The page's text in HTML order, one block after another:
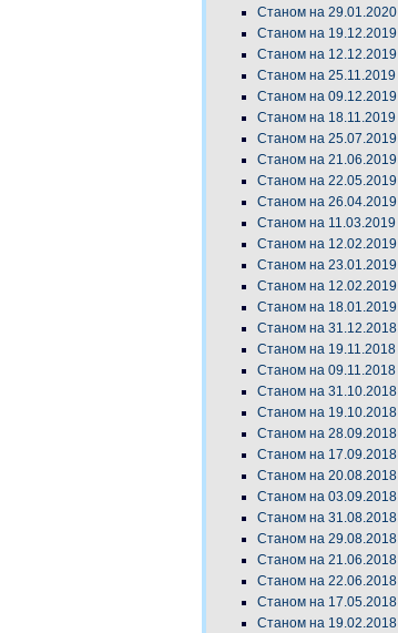
Станом на 29.01.2020
Станом на 19.12.2019
Станом на 12.12.2019
Станом на 25.11.2019
Станом на 09.12.2019
Станом на 18.11.2019
Станом на 25.07.2019
Станом на 21.06.2019
Станом на 22.05.2019
Станом на 26.04.2019
Станом на 11.03.2019
Станом на 12.02.2019
Станом на 23.01.2019
Станом на 12.02.2019
Станом на 18.01.2019
Станом на 31.12.2018
Станом на 19.11.2018
Станом на 09.11.2018
Станом на 31.10.2018
Станом на 19.10.2018
Станом на 28.09.2018
Станом на 17.09.2018
Станом на 20.08.2018
Станом на 03.09.2018
Станом на 31.08.2018
Станом на 29.08.2018
Станом на 21.06.2018
Станом на 22.06.2018
Станом на 17.05.2018
Станом на 19.02.2018